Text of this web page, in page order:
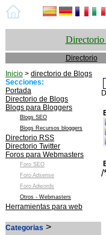
Directorio
Directorio
Inicio > directorio de Blogs
Secciones:
Portada
Directorio de Blogs
Blogs para Bloggers
Blogs SEO
Blogs Recursos bloggers
Directorio RSS
Directorio Twitter
Foros para Webmasters
Foro SEO
Foro Adsense
Foro Adwords
Otros - Webmasters
Herramientas para web
Categorias >
/